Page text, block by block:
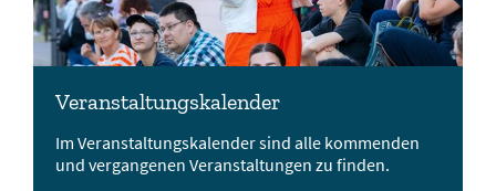
Veranstaltungskalender
Im Veranstaltungskalender sind alle kommenden
und vergangenen Veranstaltungen zu finden.